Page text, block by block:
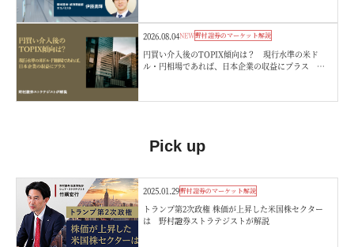
2026.08.04NEW野村證券のマーケット解説
円買い介入後のTOPIX傾向は？ 現行水準の米ド
ル・円相場であれば、日本企業の収益にプラス 野
Pick up
2025.01.29野村證券のマーケット解説
トランプ第2次政権 株価が上昇した米国株セクター
は 野村證券ストラテジストが解説